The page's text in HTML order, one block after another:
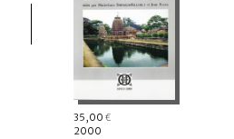
35,00 €
2000